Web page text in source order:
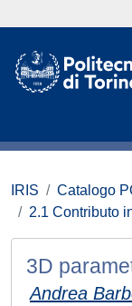
IRIS Catalogo
2.1 Contributo
3D
Andrea